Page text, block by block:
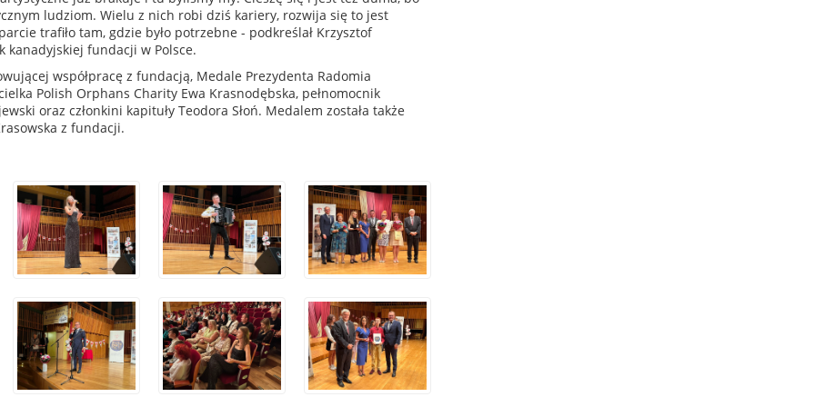
ludziom. Wielu z nich robi dziś kariery, rozwija się to jest
trafiło tam, gdzie było potrzebne - podkreślał Krzysztof
kanadyjskiej fundacji w Polsce.
współpracę z fundacją, Medale Prezydenta Radomia
Polish Orphans Charity Ewa Krasnodębska, pełnomocnik
oraz członkini kapituły Teodora Słoń. Medalem została także
z fundacji.